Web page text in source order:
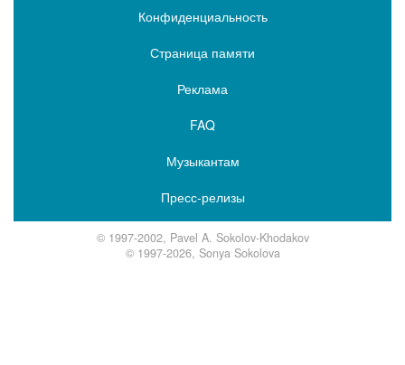
Конфиденциальность
Страница памяти
Реклама
FAQ
Музыкантам
Пресс-релизы
© 1997-2002, Pavel A. Sokolov-Khodakov
© 1997-2026, Sonya Sokolova